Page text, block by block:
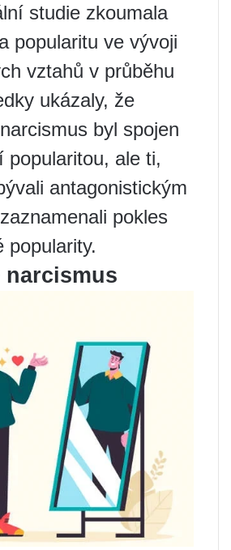
studie zkoumala
popularitu ve vývoji
vztahů v průběhu
ukázaly, že
byl spojen
popularitou, ale ti,
antagonistickým
pokles
popularity.